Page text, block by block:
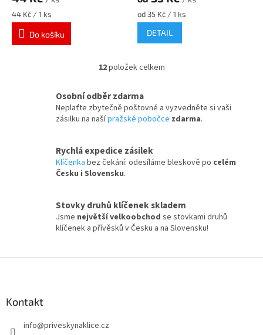
Měrná
cena:
44 Kč / 1 ks
Do košíku
Měrná
cena:
od 35 Kč / 1 ks
DETAIL
O
l
á
d
í
p
y
v
ý
s
12položek celkem
Osobní odběr zdarma
Neplaťte zbytečně poštovné a vyzvedněte si vaši
zásilku na našípražské pobočce zdarma.
Rychlá expedice zásilek
Klíčenka bez čekání: odesíláme bleskově po celém
Česku i Slovensku.
Stovky druhů klíčenek skladem
Jsme největší velkoobchod se stovkami druhů
klíčenek a přívěsků v Česku a na Slovensku!
Kontakt
info@priveskynaklice.cz